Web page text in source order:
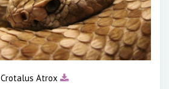
Crotalus Atrox